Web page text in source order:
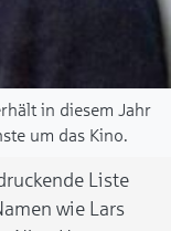
in diesem Jahr
um das Kino.
Liste
wie Lars